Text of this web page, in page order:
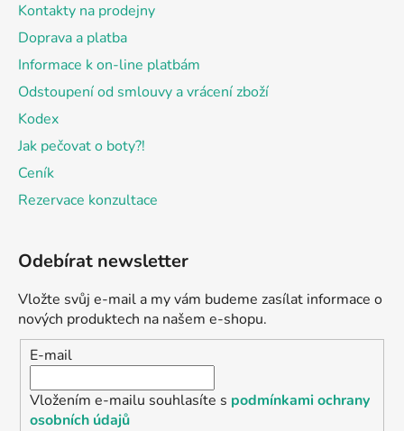
Kontakty na prodejny
Doprava a platba
Informace k on-line platbám
Odstoupení od smlouvy a vrácení zboží
Kodex
Jak pečovat o boty?!
Ceník
Rezervace konzultace
Odebírat newsletter
Vložte svůj e-mail a my vám budeme zasílat informace o
nových produktech na našem e-shopu.
E-mail
Vložením e-mailu souhlasíte s podmínkami ochrany
osobních údajů